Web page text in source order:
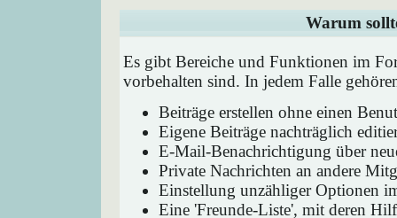
Warum
Es gibt Bereiche und Funktionen im
vorbehalten sind. In jedem Falle
Beiträge erstellen ohne einen
Eigene Beiträge nachträglich
E-Mail-Benachrichtigung über
Private Nachrichten an andere
Einstellung unzähliger Optionen
Eine 'Freunde-Liste', mit deren